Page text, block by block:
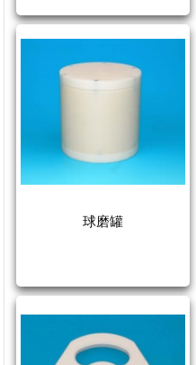
球磨罐